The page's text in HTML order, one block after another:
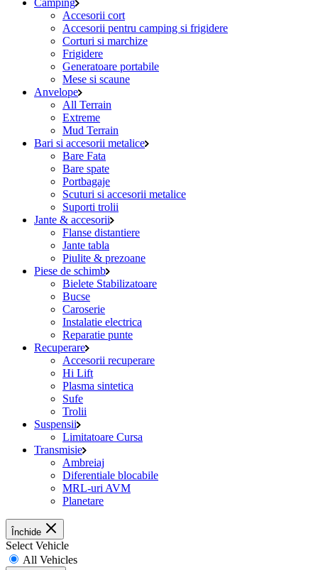
Camping
Accesorii cort
Accesorii pentru camping si frigidere
Corturi si marchize
Frigidere
Generatoare portabile
Mese si scaune
Anvelope
All Terrain
Extreme
Mud Terrain
Bari si accesorii metalice
Bare Fata
Bare spate
Portbagaje
Scuturi si accesorii metalice
Suporti trolii
Jante & accesorii
Flanse distantiere
Jante tabla
Piulite & prezoane
Piese de schimb
Bielete Stabilizatoare
Bucse
Caroserie
Instalatie electrica
Reparatie punte
Recuperare
Accesorii recuperare
Hi Lift
Plasma sintetica
Sufe
Trolii
Suspensii
Limitatoare Cursa
Transmisie
Ambreiaj
Diferentiale blocabile
MRL-uri AVM
Planetare
Închide
Select Vehicle
All Vehicles